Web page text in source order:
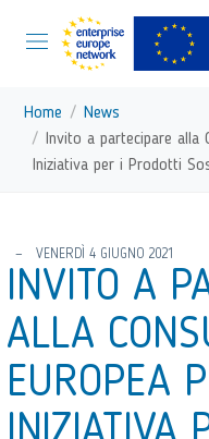
Vai ai contenuti
torna al menu di scelta rapida
Menu di
Home
News
Invito a partecipare alla
Iniziativa per i Prodotti
VENERDÌ 4 GIUGNO 2021
INVITO A
ALLA
EUROPEA